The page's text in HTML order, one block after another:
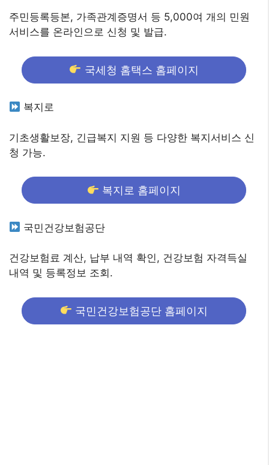
주민등록등본, 가족관계증명서 등 5,000여 개의 민원
서비스를 온라인으로 신청 및 발급.
국세청 홈택스 홈페이지
복지로
기초생활보장, 긴급복지 지원 등 다양한 복지서비스 신
청 가능.
복지로 홈페이지
국민건강보험공단
건강보험료 계산, 납부 내역 확인, 건강보험 자격득실
내역 및 등록정보 조회.
국민건강보험공단 홈페이지